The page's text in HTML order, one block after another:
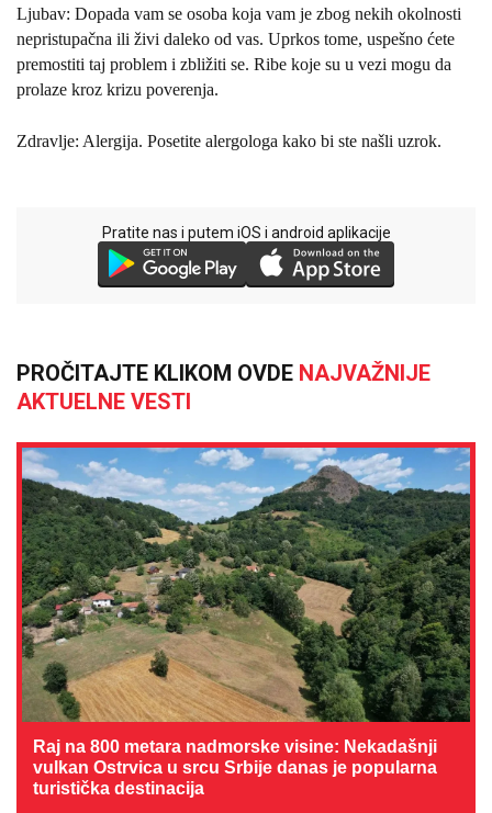
Ljubav: Dopada vam se osoba koja vam je zbog nekih okolnosti
nepristupačna ili živi daleko od vas. Uprkos tome, uspešno ćete
premostiti taj problem i zbližiti se. Ribe koje su u vezi mogu da
prolaze kroz krizu poverenja.
Zdravlje: Alergija. Posetite alergologa kako bi ste našli uzrok.
Pratite nas i putem iOS i android aplikacije
PROČITAJTE KLIKOM OVDE NAJVAŽNIJE
AKTUELNE VESTI
Raj na 800 metara nadmorske visine: Nekadašnji
vulkan Ostrvica u srcu Srbije danas je popularna
turistička destinacija